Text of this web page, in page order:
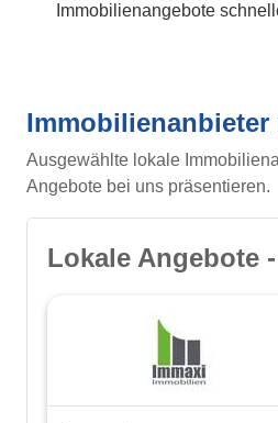
Immobilienangebote
Immobilienanbieter
Ausgewählte lokale
Angebote bei uns präsentieren.
Lokale Angebote